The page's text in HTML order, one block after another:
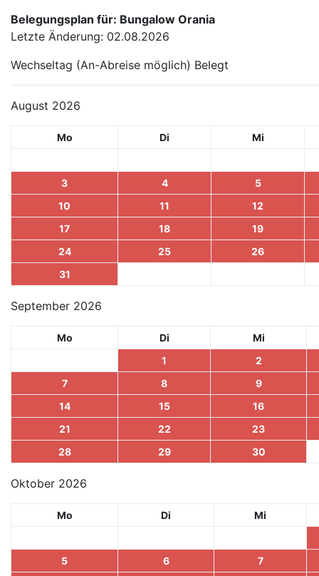
Belegungsplan für: Bungalow Orania
Letzte Änderung: 02.08.2026
Wechseltag (An-Abreise möglich) Belegt
August 2026
Mo Di Mi
3 4
5
10
11
12
17
18
19
24
25
26
31
September 2026
Mo Di
Mi
1
2
7
8
9
14
15
16
21
22
23
28
29 30
Oktober 2026
Mo Di Mi
5 6
7